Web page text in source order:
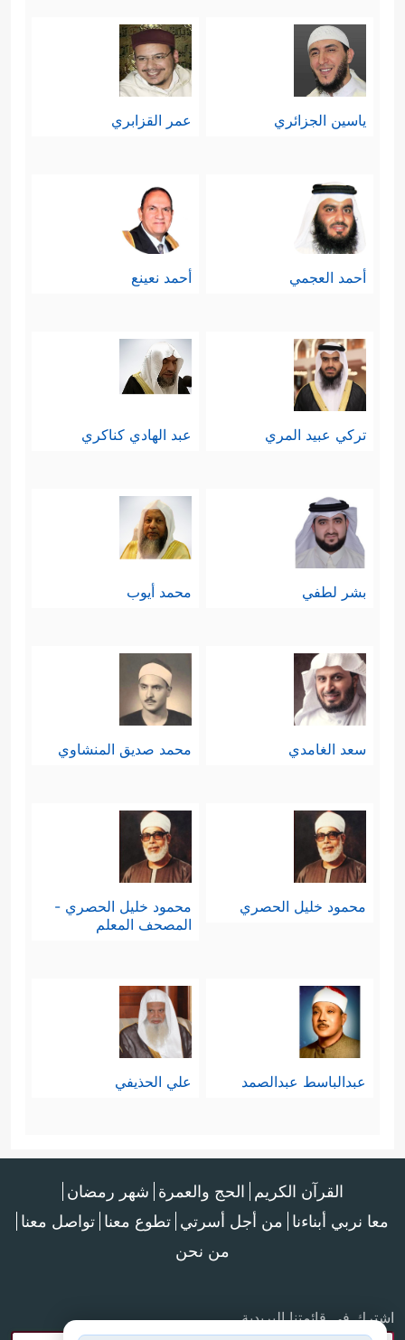
ياسين الجزائري عمر القزابري
أحمد العجمي أحمد نعينع
تركي عبيد المري عبد الهادي كناكري
بشر لطفي محمد أيوب
سعد الغامدي محمد صديق المنشاوي
محمود خليل الحصري
محمود خليل الحصري -
المصحف المعلم
عبدالباسط عبدالصمد علي الحذيفي
القرآن الكريم الحج والعمرة شهر رمضان
معا نربي أبناءنا من أجل أسرتي تطوع معنا تواصل معنا
من نحن
اشترك في قائمتنا البريدية